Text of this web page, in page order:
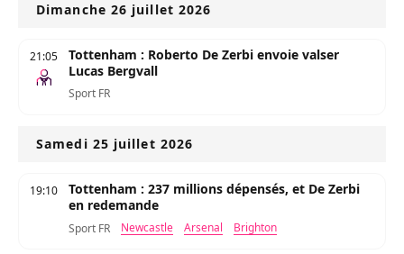
Dimanche 26 juillet 2026
21:05
Tottenham : Roberto De Zerbi envoie valser
Lucas Bergvall
Sport FR
Samedi 25 juillet 2026
19:10
Tottenham : 237 millions dépensés, et De Zerbi
en redemande
Sport FR Newcastle Arsenal Brighton